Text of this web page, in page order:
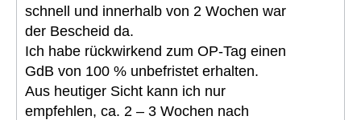
schnell und innerhalb von 2 Wochen war
der Bescheid da.
Ich habe rückwirkend zum OP-Tag einen
GdB von 100 % unbefristet erhalten.
Aus heutiger Sicht kann ich nur
empfehlen, ca. 2 – 3 Wochen nach